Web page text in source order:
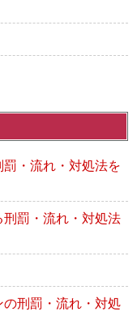
・流れ・対処法を
罰・流れ・対処法
刑罰・流れ・対処